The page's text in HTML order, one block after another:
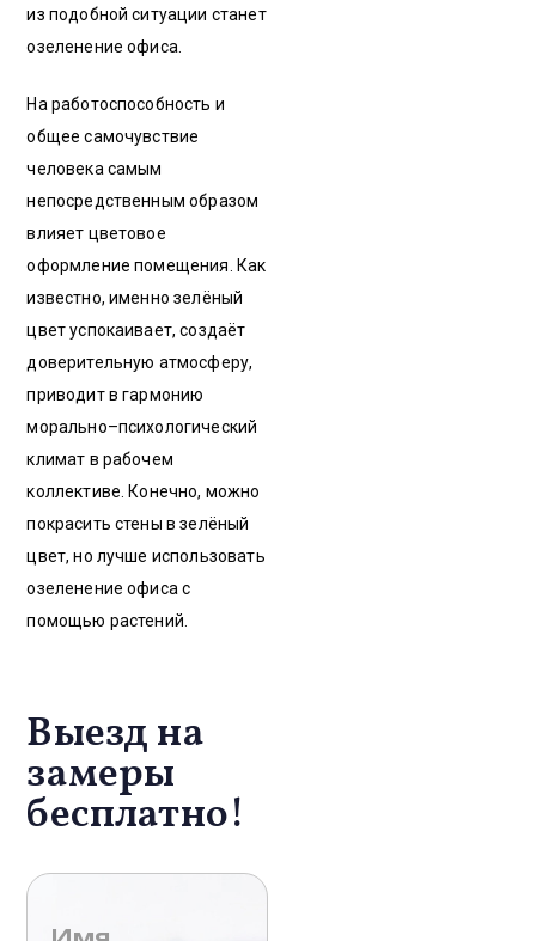
из подобной ситуации станет
озеленение офиса.
На работоспособность и
общее самочувствие
человека самым
непосредственным образом
влияет цветовое
оформление помещения. Как
известно, именно зелёный
цвет успокаивает, создаёт
доверительную атмосферу,
приводит в гармонию
морально–психологический
климат в рабочем
коллективе. Конечно, можно
покрасить стены в зелёный
цвет, но лучше использовать
озеленение офиса с
помощью растений.
Выезд на
замеры
бесплатно!